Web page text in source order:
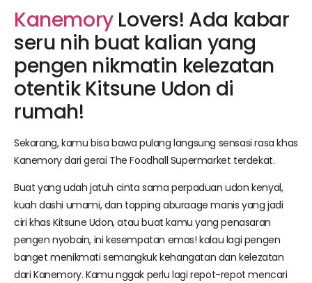
KanemoryLovers! Ada kabar
seru nih buat kalian yang
pengen nikmatin kelezatan
otentik Kitsune Udon di
rumah!
Sekarang, kamu bisa bawa pulang langsung sensasi rasa khas
Kanemory dari gerai The Foodhall Supermarket terdekat.
Buat yang udah jatuh cinta sama perpaduan udon kenyal,
kuah dashi umami, dan topping aburaage manis yang jadi
ciri khas Kitsune Udon, atau buat kamu yang penasaran
pengen nyobain, ini kesempatan emas! kalau lagi pengen
banget menikmati semangkuk kehangatan dan kelezatan
dari Kanemory. Kamu nggak perlu lagi repot-repot mencari